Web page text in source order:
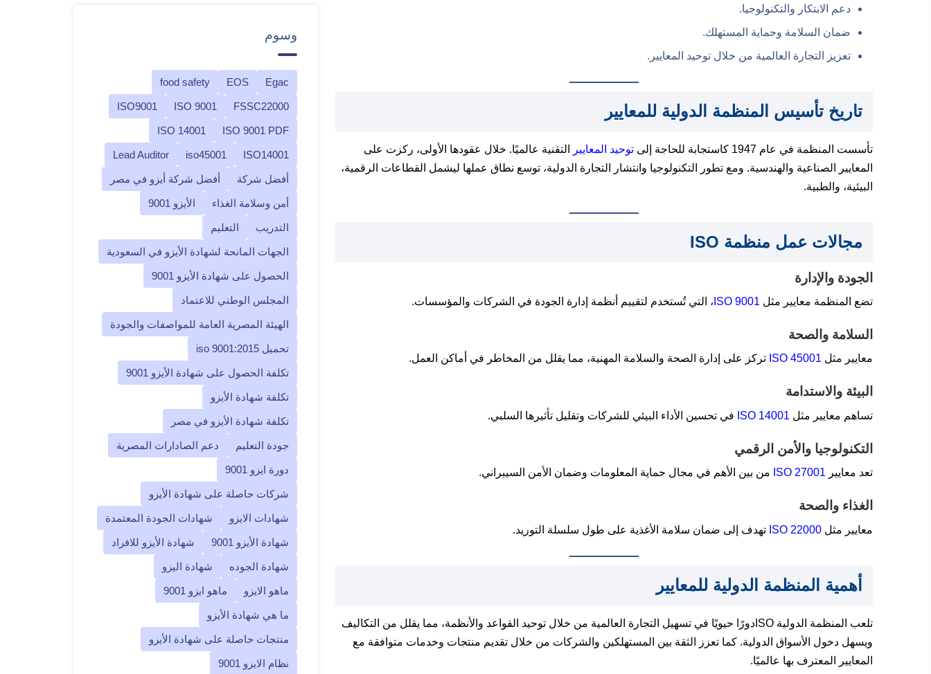
دعم الابتكار والتكنولوجيا.
ضمان السلامة وحماية المستهلك.
تعزيز التجارة العالمية من خلال توحيد المعايير.
تاريخ تأسيس المنظمة الدولية للمعايير
تأسست المنظمة في عام 1947 كاستجابة للحاجة إلى توحيد المعايير
التقنية عالميًا. خلال عقودها الأولى، ركزت على
المعايير الصناعية والهندسية. ومع تطور التكنولوجيا وانتشار التجارة الدولية، توسع نطاق عملها ليشمل القطاعات الرقمية،
البيئية، والطبية.
مجالات عمل منظمة ISO
الجودة والإدارة
تضع المنظمة معايير مثل ISO 9001 ، التي تُستخدم لتقييم أنظمة إدارة الجودة في الشركات والمؤسسات.
السلامة والصحة
معايير مثل ISO 45001 تركز على إدارة الصحة والسلامة المهنية، مما يقلل من المخاطر في أماكن العمل.
البيئة والاستدامة
تساهم معايير مثل ISO 14001 في تحسين الأداء البيئي للشركات وتقليل تأثيرها السلبي.
التكنولوجيا والأمن الرقمي
تعد معايير ISO 27001 من بين الأهم في مجال حماية المعلومات وضمان الأمن السيبراني.
الغذاء والصحة
معايير مثل ISO 22000 تهدف إلى ضمان سلامة الأغذية على طول سلسلة التوريد.
أهمية المنظمة الدولية للمعايير
تلعب المنظمة الدولية ISOدورًا حيويًا في تسهيل التجارة العالمية من خلال توحيد القواعد والأنظمة، مما يقلل من التكاليف
ويسهل دخول الأسواق الدولية. كما تعزز الثقة بين المستهلكين والشركات من خلال تقديم منتجات وخدمات متوافقة مع
المعايير المعترف بها عالميًا.
وسوم
Egac
EOS
food safety
FSSC22000
ISO 9001
ISO9001
ISO 9001 PDF
ISO 14001
ISO14001
iso45001
Lead Auditor
أفضل شركة أفضل شركة أيزو في مصر
أمن وسلامة الغذاء الأيزو 9001
التدريب التعليم
الجهات المانحة لشهادة الأيزو في السعودية
الحصول على شهادة الأيزو 9001
المجلس الوطني للاعتماد
الهيئة المصرية العامة للمواصفات والجودة
تحميل iso 9001:2015
تكلفة الحصول على شهادة الأيزو 9001
تكلفة شهادة الأيزو
تكلفة شهادة الأيزو في مصر
جودة التعليم دعم الصادارات المصرية
دورة ايزو 9001
شركات حاصلة على شهادة الأيزو
شهادات الايزو شهادات الجودة المعتمدة
شهادة الأيزو 9001 شهادة الأيزو للافراد
شهادة الجوده شهادة اليزو
ماهو الايزو ماهو ايزو 9001
ما هي شهادة الأيزو
منتجات حاصلة على شهادة الأيزو
نظام الايزو 9001